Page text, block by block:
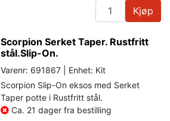
Kjøp
Scorpion Serket Taper. Rustfritt
stål.Slip-On.
Varenr: 691867 | Enhet: Kit
Scorpion Slip-On eksos med Serket
Taper potte i Rustfritt stål.
Ca. 21 dager fra bestilling